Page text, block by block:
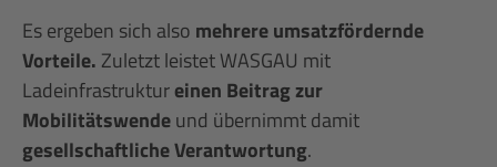
Es ergeben sich also mehrere umsatzfördernde
Vorteile. Zuletzt leistet WASGAU mit
Ladeinfrastruktureinen Beitrag zur
Mobilitätswendeund übernimmt damit
gesellschaftliche Verantwortung.